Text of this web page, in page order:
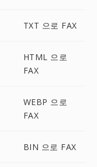
TXT 으로 FAX
HTML 으로
FAX
WEBP 으로
FAX
BIN 으로 FAX